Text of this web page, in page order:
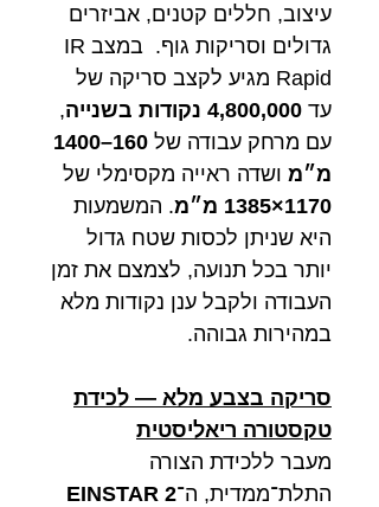
עיצוב, חללים קטנים, אביזרים
גדולים וסריקות גוף. במצב IR
Rapid מגיע לקצב סריקה של
עד 4,800,000 נקודות בשנייה
,
עם מרחק עבודה של
160–1400
מ״מ ושדה ראייה מקסימלי של
1170×1385 מ״מ
. המשמעות
היא שניתן לכסות שטח גדול
יותר בכל תנועה, לצמצם את זמן
העבודה ולקבל ענן נקודות מלא
במהירות גבוהה.
סריקה בצבע מלא — לכידת
טקסטורה ריאליסטית
מעבר ללכידת הצורה
התלת־ממדית, ה־EINSTAR 2